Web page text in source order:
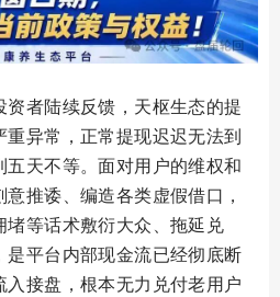
者陆续反馈，天枢生态的提
异常，正常提现迟迟无法到
天不等。面对用户的维权和
推诿、编造各类虚假借口，
等话术敷衍大众、拖延兑
平台内部现金流已经彻底断
接盘，根本无力兑付老用户